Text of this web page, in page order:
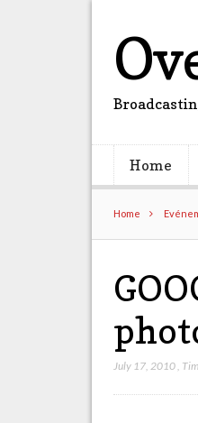
Home
Home
July 17, 2010